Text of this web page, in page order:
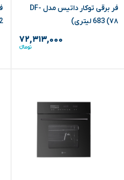
فر برقی توکار داتیس مدل DF-
683 (۷۸ لیتری)
۷۲,۳۱۳,۰۰۰